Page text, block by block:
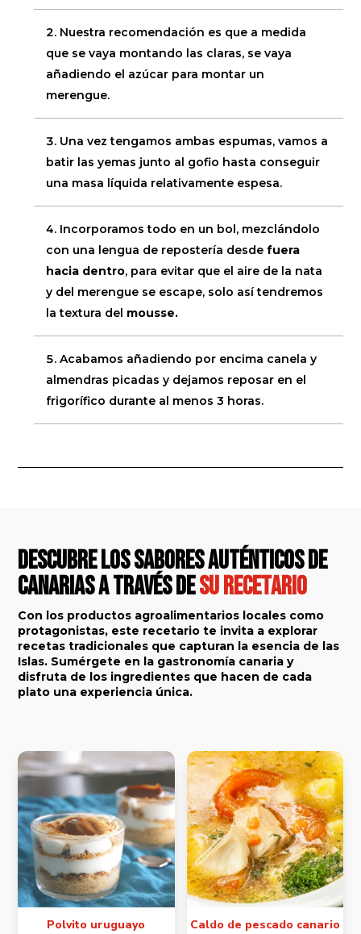
Nuestra recomendación es que a medida
que se vaya montando las claras, se vaya
añadiendo el azúcar para montar un
merengue.
Una vez tengamos ambas espumas, vamos a
batir las yemas junto al gofio hasta conseguir
una masa líquida relativamente espesa.
Incorporamos todo en un bol, mezclándolo
con una lengua de repostería desdefuera
hacia dentro, para evitar que el aire de la nata
y del merengue se escape, solo así tendremos
la textura del mousse.
Acabamos añadiendo por encima canela y
almendras picadas y dejamos reposar en el
frigorífico durante al menos 3 horas.
Descubre los sabores auténticos de
Canarias a través desu recetario
Con los productos agroalimentarios locales como
protagonistas, este recetario te invita a explorar
recetas tradicionales que capturan la esencia de las
Islas. Sumérgete en la gastronomía canaria y
disfruta de los ingredientes que hacen de cada
plato una experiencia única.
Polvito uruguayo Caldo de pescado canario